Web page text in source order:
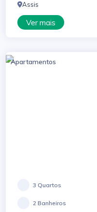
Assis
Ver mais
Apartamentos
3 Quartos
2 Banheiros